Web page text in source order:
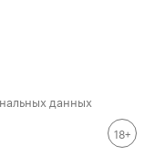
данных
18+